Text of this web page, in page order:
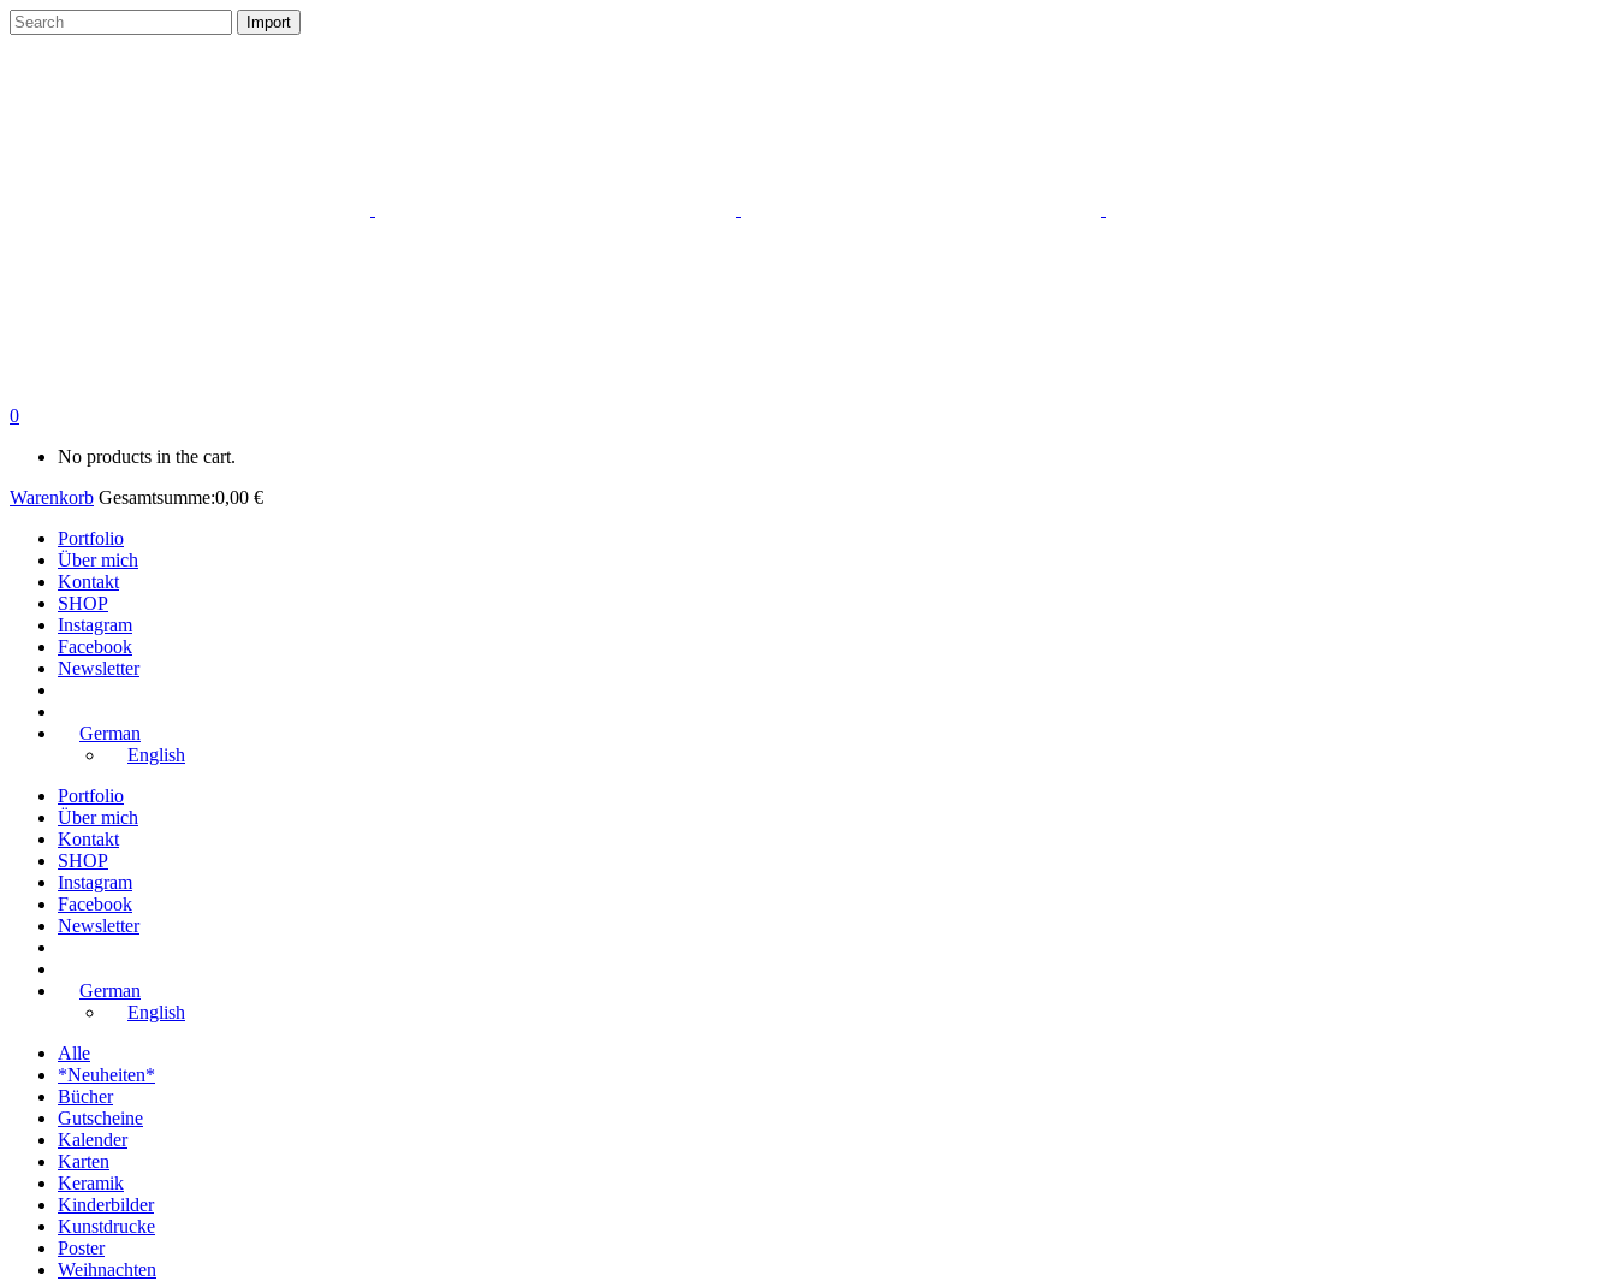
0
No products in the cart.
Warenkorb Gesamtsumme:0,00 €
Portfolio
Über mich
Kontakt
SHOP
Instagram
Facebook
Newsletter
German
English
Portfolio
Über mich
Kontakt
SHOP
Instagram
Facebook
Newsletter
German
English
Alle
*Neuheiten*
Bücher
Gutscheine
Kalender
Karten
Keramik
Kinderbilder
Kunstdrucke
Poster
Weihnachten